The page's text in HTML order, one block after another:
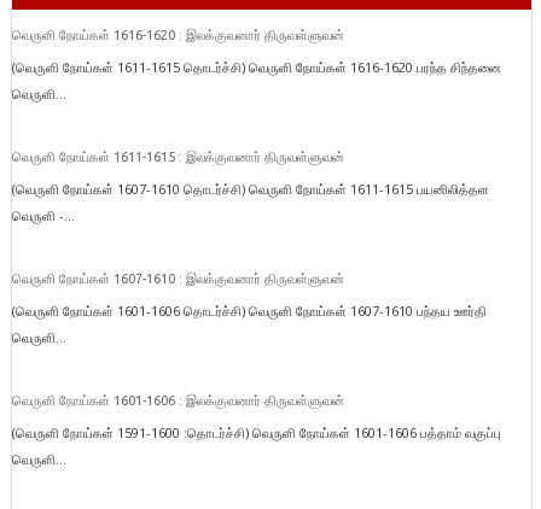
வெருளி நோய்கள் 1616-1620 : இலக்குவனார் திருவள்ளுவன்
(வெருளி நோய்கள் 1611-1615 தொடர்ச்சி) வெருளி நோய்கள் 1616-1620 பரந்த சிந்தனை
வெருளி...
வெருளி நோய்கள் 1611-1615 : இலக்குவனார் திருவள்ளுவன்
(வெருளி நோய்கள் 1607-1610 தொடர்ச்சி) வெருளி நோய்கள் 1611-1615 பயனிலித்தள
வெருளி -...
வெருளி நோய்கள் 1607-1610 : இலக்குவனார் திருவள்ளுவன்
(வெருளி நோய்கள் 1601-1606 தொடர்ச்சி) வெருளி நோய்கள் 1607-1610 பந்தய ஊர்தி
வெருளி...
வெருளி நோய்கள் 1601-1606 : இலக்குவனார் திருவள்ளுவன்
(வெருளி நோய்கள் 1591-1600 :தொடர்ச்சி) வெருளி நோய்கள் 1601-1606 பத்தாம் வகுப்பு
வெருளி...